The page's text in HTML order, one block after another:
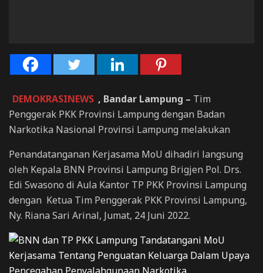
DEMOKRASINEWS , Bandar Lampung – Tim
Penggerak PKK Provinsi Lampung dengan Badan
Narkotika Nasional Provinsi Lampung melakukan
Penandatanganan Kerjasama MoU dihadiri langsung
oleh Kepala BNN Provinsi Lampung Brigjen Pol. Drs.
Edi Swasono di Aula Kantor TP PKK Provinsi Lampung
dengan Ketua Tim Penggerak PKK Provinsi Lampung,
Ny. Riana Sari Arinal, Jumat, 24 Juni 2022.